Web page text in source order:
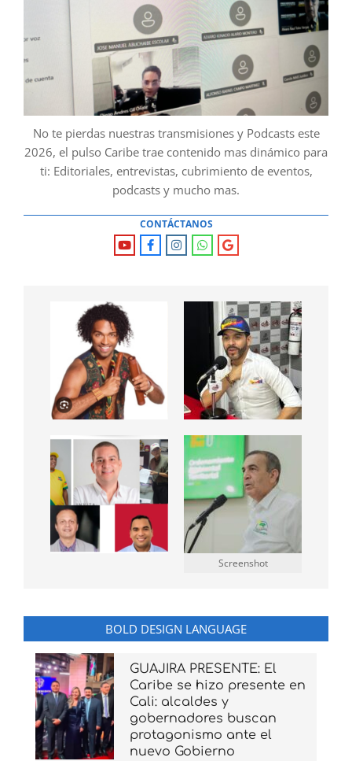
No te pierdas nuestras transmisiones y Podcasts este
2026, el pulso Caribe trae contenido mas dinámico para
ti: Editoriales, entrevistas, cubrimiento de eventos,
podcasts y mucho mas.
CONTÁCTANOS
Screenshot
BOLD DESIGN LANGUAGE
GUAJIRA PRESENTE: El
Caribe se hizo presente en
Cali: alcaldes y
gobernadores buscan
protagonismo ante el
nuevo Gobierno